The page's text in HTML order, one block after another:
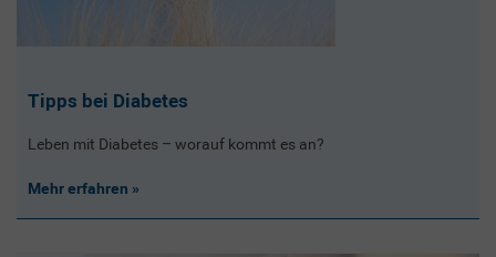
Tipps bei Diabetes
Leben mit Diabetes – worauf kommt es an?
Mehr erfahren